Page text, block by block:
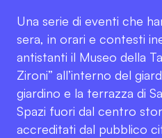
Una serie di eventi che
sera, in orari e contesti
antistanti il Museo della
Zironi” all’interno del
giardino e la terrazza di
Spazi fuori dal centro
accreditati dal pubblico